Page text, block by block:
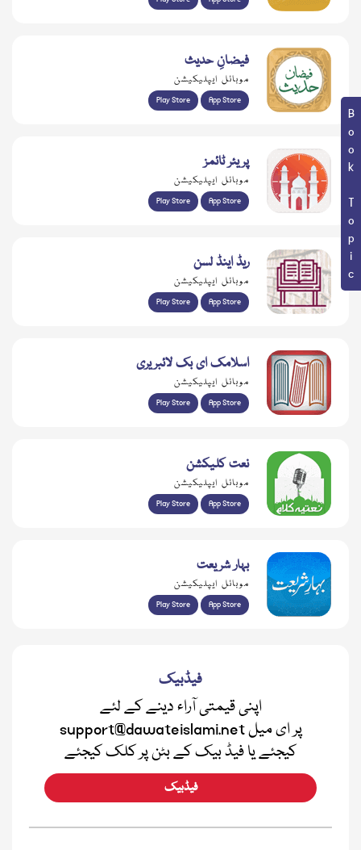
Book Topic
فیضانِ حدیث
موبائل ایپلیکیشن
Play Store App Store
پریئر ٹائمز
موبائل ایپلیکیشن
Play Store App Store
ریڈ اینڈ لسن
موبائل ایپلیکیشن
Play Store App Store
اسلامک ای بک لائبریری
موبائل ایپلیکیشن
Play Store App Store
نعت کلیکشن
موبائل ایپلیکیشن
Play Store App Store
بہار شریعت
موبائل ایپلیکیشن
Play Store App Store
فیڈبیک
اپنی قیمتی آراء دینے کے لئے
support@dawateislami.net پر ای میل
کیجئے یا فیڈ بیک کے بٹن پر کلک کیجئے
فیڈبیک